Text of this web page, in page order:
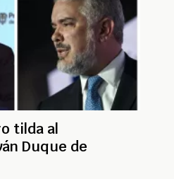
tilda al
Duque de